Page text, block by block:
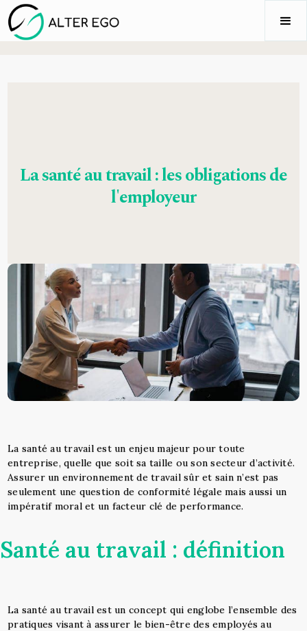
La santé au travail : les obligations de
l'employeur
La santé au travail est un enjeu majeur pour toute
entreprise, quelle que soit sa taille ou son secteur d’activité.
Assurer un environnement de travail sûr et sain n’est pas
seulement une question de conformité légale mais aussi un
impératif moral et un facteur clé de performance.
Santé au travail : définition
La santé au travail est un concept qui englobe l’ensemble des
pratiques visant à assurer le bien-être des employés au